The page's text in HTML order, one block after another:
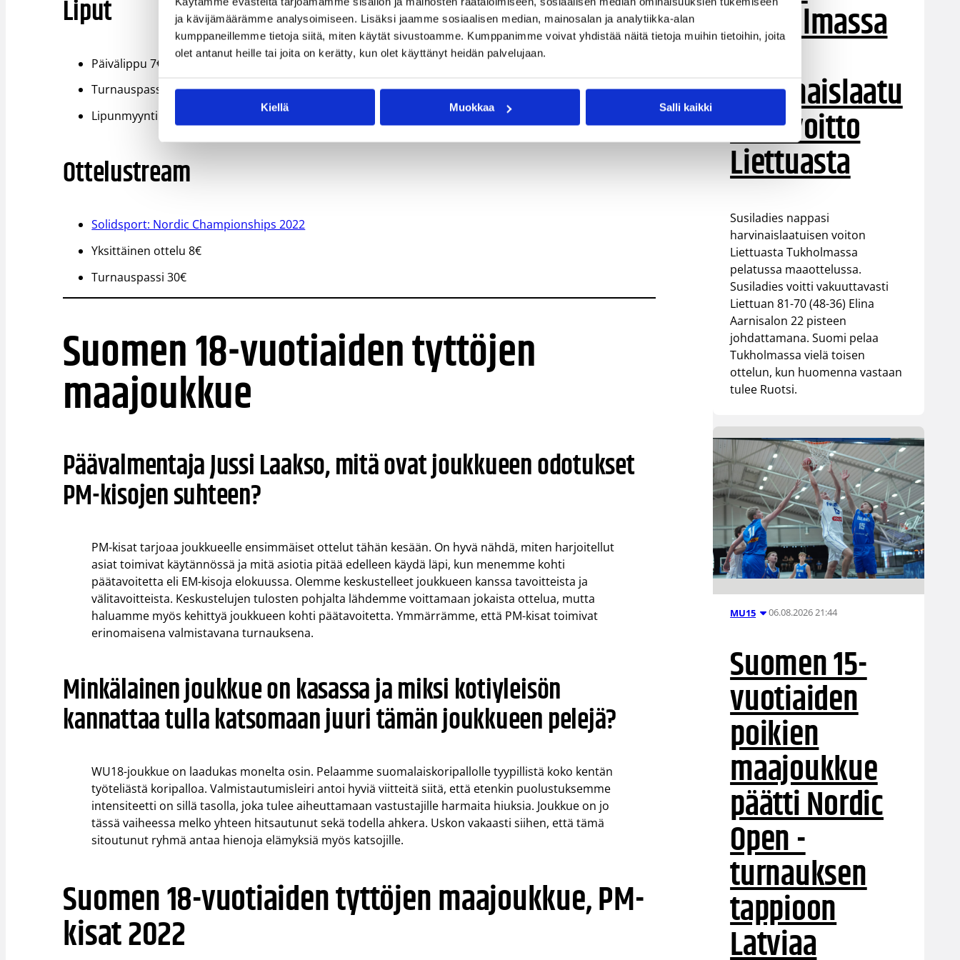
ja kävijämäärämme analysoimiseen. Lisäksi jaamme sosiaalisen median, mainosalan ja analytiikka-alan
kumppaneillemme tietoja siitä, miten käytät sivustoamme. Kumppanimme voivat yhdistää näitä tietoja muihin tietoihin, joita
olet antanut heille tai joita on kerätty, kun olet käyttänyt heidän palvelujaan.
Kiellä Muokkaa Salli kaikki
Liput
Päivälippu 7€
Turnauspassi 25€
Lipunmyynti vain Kisakalliossa. Maksutapoina kortti, MobilePay tai käteinen.
Ottelustream
Solidsport: Nordic Championships 2022
Yksittäinen ottelu 8€
Turnauspassi 30€
Suomen 18-vuotiaiden tyttöjen
maajoukkue
Päävalmentaja Jussi Laakso, mitä ovat joukkueen odotukset
PM-kisojen suhteen?
PM-kisat tarjoaa joukkueelle ensimmäiset ottelut tähän kesään. On hyvä nähdä, miten harjoitellut
asiat toimivat käytännössä ja mitä asiotia pitää edelleen käydä läpi, kun menemme kohti
päätavoitetta eli EM-kisoja elokuussa. Olemme keskustelleet joukkueen kanssa tavoitteista ja
välitavoitteista. Keskustelujen tulosten pohjalta lähdemme voittamaan jokaista ottelua, mutta
haluamme myös kehittyä joukkueen kohti päätavoitetta. Ymmärrämme, että PM-kisat toimivat
erinomaisena valmistavana turnauksena.
Minkälainen joukkue on kasassa ja miksi kotiyleisön
kannattaa tulla katsomaan juuri tämän joukkueen pelejä?
WU18-joukkue on laadukas monelta osin. Pelaamme suomalaiskoripallolle tyypillistä koko kentän
työteliästä koripalloa. Valmistautumisleiri antoi hyviä viitteitä siitä, että etenkin puolustuksemme
intensiteetti on sillä tasolla, joka tulee aiheuttamaan vastustajille harmaita hiuksia. Joukkue on jo
tässä vaiheessa melko yhteen hitsautunut sekä todella ahkera. Uskon vakaasti siihen, että tämä
sitoutunut ryhmä antaa hienoja elämyksiä myös katsojille.
Suomen 18-vuotiaiden tyttöjen maajoukkue, PM-
kisat 2022
Tukholmassa
harvinaislaatu
inen voitto
Liettuasta
Susiladies nappasi
harvinaislaatuisen voiton
Liettuasta Tukholmassa
pelatussa maaottelussa.
Susiladies voitti vakuuttavasti
Liettuan 81-70 (48-36) Elina
Aarnisalon 22 pisteen
johdattamana. Suomi pelaa
Tukholmassa vielä toisen
ottelun, kun huomenna vastaan
tulee Ruotsi.
MU15 06.08.2026 21:44
Suomen 15-
vuotiaiden
poikien
maajoukkue
päätti Nordic
Open -
turnauksen
tappioon
Latviaa